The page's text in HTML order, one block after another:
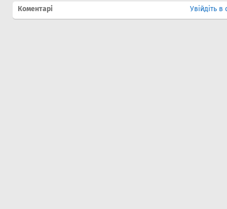
Коментарі Увійдіть в